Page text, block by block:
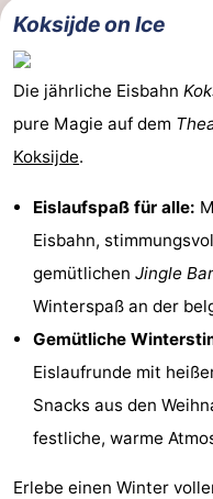
Koksijde on Ice
Die jährliche Eisbahn
pure Magie auf dem
Koksijde.
Eislaufspaß für alle:
Eisbahn,
gemütlichen Jingle Bar
Winterspaß an der
Gemütliche
Eislaufrunde mit
Snacks aus den
festliche, warme
Erlebe einen Winter